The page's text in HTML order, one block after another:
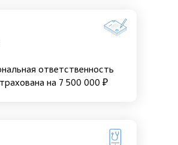
ответственность
на 7 500 000 ₽